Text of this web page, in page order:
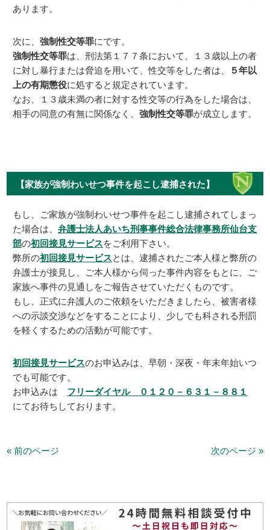
あります。
次に、強制性交等罪にです。
強制性交等罪は、刑法第１７７条において、１３歳以上の者
に対し暴行または脅迫を用いて、性交等をした者は、
５年以
上の有期懲役に処すると規定されています。
なお、１３歳未満の者に対する性交等の行為をした場合は、
相手の同意の有無に関係なく、強制性交等罪が成立します。
【家族が強制わいせつ事件を起こし逮捕された】
もし、ご家族が強制わいせつ事件を起こし逮捕されてしまっ
た場合は、弁護士法人あいち刑事事件総合法律事務所仙台支
部の初回接見サービスをご利用下さい。
弊所の初回接見サービスとは、逮捕されたご本人様と弊所の
弁護士が接見し、ご本人様から伺った事件内容をもとに、ご
家族へ事件の見通しをご報告させていただくものです。
もし、正式に弁護人のご依頼をいただきましたら、被害者様
への示談交渉などをすることにより、少しでも科される刑罰
を軽くするための活動が可能です。
初回接見サービスのお申込みは、早朝・深夜・年末年始いつ
でも可能です。
お申込みは フリーダイヤル ０１２０－６３１－８８１
にてお待ちしております。
« 前のページ 次のページ »